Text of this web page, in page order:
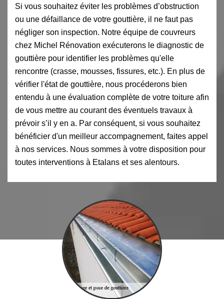
Si vous souhaitez éviter les problèmes d’obstruction
ou une défaillance de votre gouttière, il ne faut pas
négliger son inspection. Notre équipe de couvreurs
chez Michel Rénovation exécuterons le diagnostic de
gouttière pour identifier les problèmes qu'elle
rencontre (crasse, mousses, fissures, etc.). En plus de
vérifier l'état de gouttière, nous procéderons bien
entendu à une évaluation complète de votre toiture afin
de vous mettre au courant des éventuels travaux à
prévoir s’il y en a. Par conséquent, si vous souhaitez
bénéficier d'un meilleur accompagnement, faites appel
à nos services. Nous sommes à votre disposition pour
toutes interventions à Etalans et ses alentours.